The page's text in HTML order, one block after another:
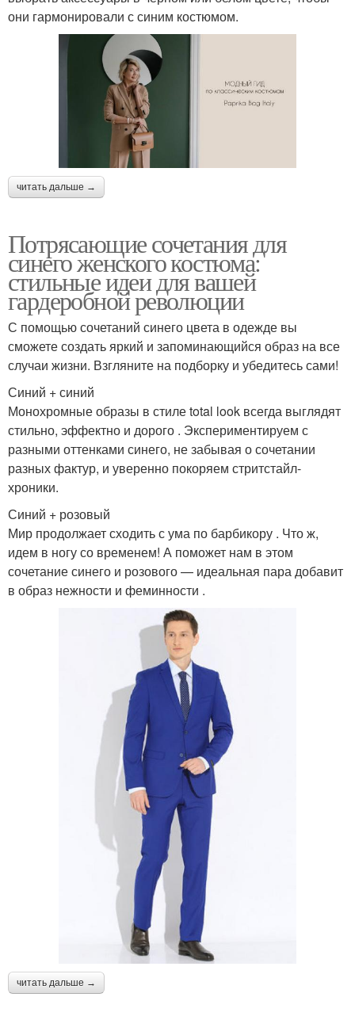
они гармонировали с синим костюмом.
читать дальше →
Потрясающие сочетания для
синего женского костюма:
стильные идеи для вашей
гардеробной революции
С помощью сочетаний синего цвета в одежде вы
сможете создать яркий и запоминающийся образ на все
случаи жизни. Взгляните на подборку и убедитесь сами!
Синий + синий
Монохромные образы в стиле total look всегда выглядят
стильно, эффектно и дорого . Экспериментируем с
разными оттенками синего, не забывая о сочетании
разных фактур, и уверенно покоряем стритстайл-
хроники.
Синий + розовый
Мир продолжает сходить с ума по барбикору . Что ж,
идем в ногу со временем! А поможет нам в этом
сочетание синего и розового — идеальная пара добавит
в образ нежности и феминности .
читать дальше →